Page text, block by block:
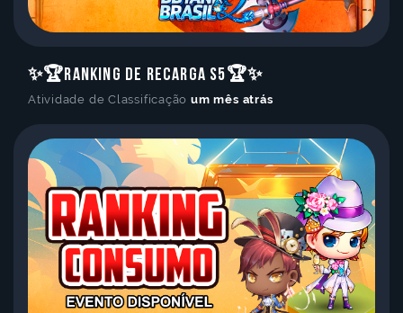
✨🏆Ranking de Recarga S5🏆✨
Atividade de Classificação um mês atrás